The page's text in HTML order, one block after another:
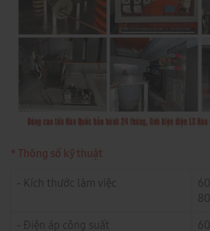
* Thông số kỹ thuật
- Kích thước làm việc
- Điện áp công suất